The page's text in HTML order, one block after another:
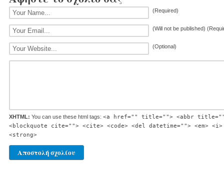
(Required)
(Will not be published)
(Optional)
XHTML: You can use these html tags: <a href="" title=""> <abbr
<blockquote cite=""> <cite> <code> <del datetime=""> <em>
<strong>